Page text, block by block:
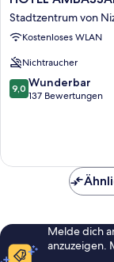
AMBASSADOR
NICE
Stadtzentrum
von
Nizza
Stadtzentrum von
Kostenloses WLAN
Nichtraucher
9.0
von
9,0 Wunderbar
137 Bewertungen
Melde dich
anzuzeigen.